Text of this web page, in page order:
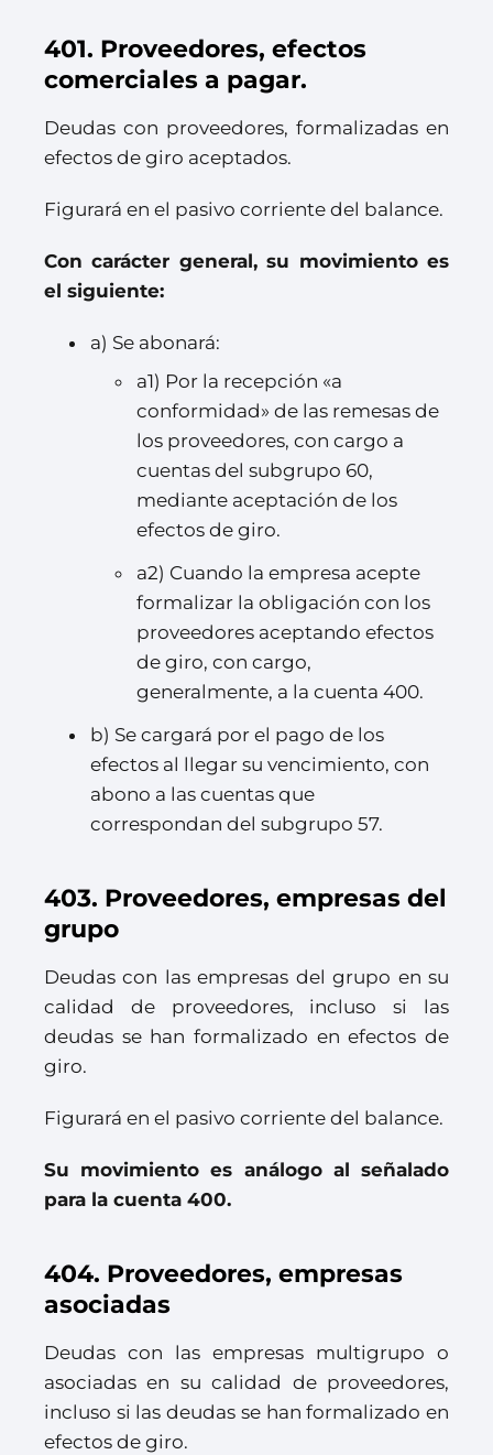
401. Proveedores, efectos
comerciales a pagar.
Deudas con proveedores, formalizadas en
efectos de giro aceptados.
Figurará en el pasivo corriente del balance.
Con carácter general, su movimiento es
el siguiente:
a) Se abonará:
a1) Por la recepción «a
conformidad» de las remesas de
los proveedores, con cargo a
cuentas del subgrupo 60,
mediante aceptación de los
efectos de giro.
a2) Cuando la empresa acepte
formalizar la obligación con los
proveedores aceptando efectos
de giro, con cargo,
generalmente, a la cuenta 400.
b) Se cargará por el pago de los
efectos al llegar su vencimiento, con
abono a las cuentas que
correspondan del subgrupo 57.
403. Proveedores, empresas del
grupo
Deudas con las empresas del grupo en su
calidad de proveedores, incluso si las
deudas se han formalizado en efectos de
giro.
Figurará en el pasivo corriente del balance.
Su movimiento es análogo al señalado
para la cuenta 400.
404. Proveedores, empresas
asociadas
Deudas con las empresas multigrupo o
asociadas en su calidad de proveedores,
incluso si las deudas se han formalizado en
efectos de giro.